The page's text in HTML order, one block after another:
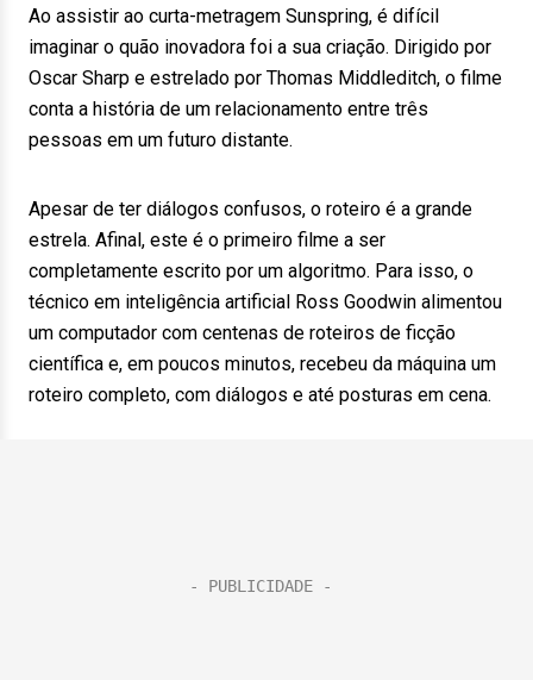
Ao assistir ao curta-metragem Sunspring, é difícil
imaginar o quão inovadora foi a sua criação. Dirigido por
Oscar Sharp e estrelado por Thomas Middleditch, o filme
conta a história de um relacionamento entre três
pessoas em um futuro distante.
Apesar de ter diálogos confusos, o roteiro é a grande
estrela. Afinal, este é o primeiro filme a ser
completamente escrito por um algoritmo. Para isso, o
técnico em inteligência artificial Ross Goodwin alimentou
um computador com centenas de roteiros de ficção
científica e, em poucos minutos, recebeu da máquina um
roteiro completo, com diálogos e até posturas em cena.